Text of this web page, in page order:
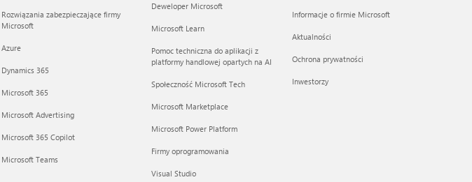
Rozwiązania zabezpieczające firmy
Microsoft
Azure
Dynamics 365
Microsoft 365
Microsoft Advertising
Microsoft 365 Copilot
Microsoft Teams
Deweloper Microsoft
Microsoft Learn
Pomoc techniczna do aplikacji z
platformy handlowej opartych na AI
Społeczność Microsoft Tech
Microsoft Marketplace
Microsoft Power Platform
Firmy oprogramowania
Visual Studio
Informacje o firmie Microsoft
Aktualności
Ochrona prywatności
Inwestorzy